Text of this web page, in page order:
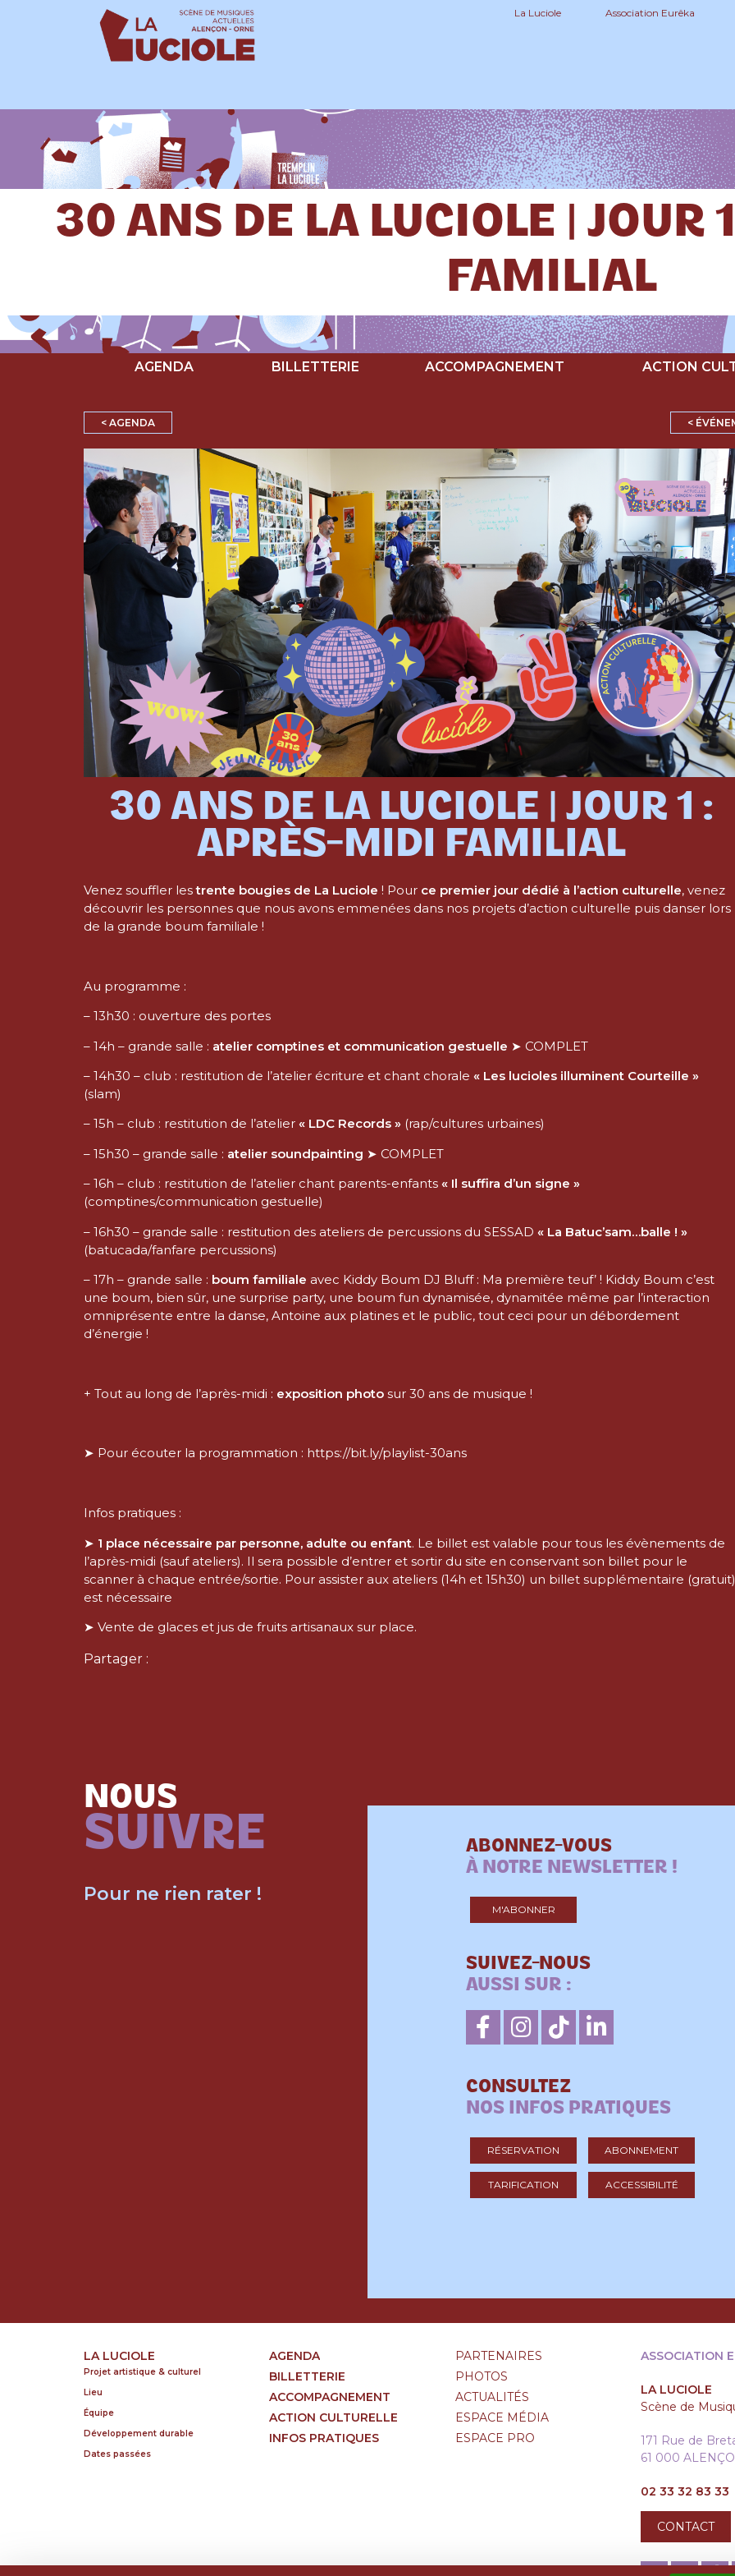
La Luciole Association Eurêka
30 ANS DE LA LUCIOLE | JOUR
FAMILIAL
AGENDA BILLETTERIE ACCOMPAGNEMENT ACTION
< AGENDA <
30 ANS DE LA LUCIOLE | JOUR 1 :
APRÈS-MIDI FAMILIAL
Venez souffler lestrente bougies de La Luciole ! Pour ce premier jour dédié à l’action culturelle, venez
découvrir les personnes que nous avons emmenées dans nos projets d’action culturelle puis danser lors
de la grande boum familiale !
Au programme :
– 13h30 : ouverture des portes
– 14h – grande salle : atelier comptines et communication gestuelle ➤ COMPLET
– 14h30 – club : restitution de l’atelier écriture et chant chorale « Les lucioles illuminent Courteille »
(slam)
– 15h – club : restitution de l’atelier « LDC Records » (rap/cultures urbaines)
– 15h30 – grande salle : atelier soundpainting ➤ COMPLET
– 16h – club : restitution de l’atelier chant parents-enfants « Il suffira d’un signe »
(comptines/communication gestuelle)
– 16h30 – grande salle : restitution des ateliers de percussions du SESSAD « La Batuc’sam…balle ! »
(batucada/fanfare percussions)
– 17h – grande salle : boum familiale avec Kiddy Boum DJ Bluff : Ma première teuf’ ! Kiddy Boum c’est
une boum, bien sûr, une surprise party, une boum fun dynamisée, dynamitée même par l’interaction
omniprésente entre la danse, Antoine aux platines et le public, tout ceci pour un débordement
d’énergie !
+ Tout au long de l’après-midi : exposition photo sur 30 ans de musique !
➤ Pour écouter la programmation : https://bit.ly/playlist-30ans
Infos pratiques :
➤ 1 place nécessaire par personne, adulte ou enfant. Le billet est valable pour tous les évènements de
l’après-midi (sauf ateliers). Il sera possible d’entrer et sortir du site en conservant son billet pour le
scanner à chaque entrée/sortie. Pour assister aux ateliers (14h et 15h30) un billet supplémentaire (gratuit)
est nécessaire
➤ Vente de glaces et jus de fruits artisanaux sur place.
Partager :
NOUS
SUIVRE
Pour ne rien rater !
ABONNEZ-VOUS
À NOTRE NEWSLETTER !
M'ABONNER
SUIVEZ-NOUS
AUSSI SUR :
CONSULTEZ
NOS INFOS PRATIQUES
RÉSERVATION ABONNEMENT
TARIFICATION ACCESSIBILITÉ
LA LUCIOLE
Projet artistique & culturel
Lieu
Équipe
Développement durable
Dates passées
AGENDA
BILLETTERIE
ACCOMPAGNEMENT
ACTION CULTURELLE
INFOS PRATIQUES
PARTENAIRES
PHOTOS
ACTUALITÉS
ESPACE MÉDIA
ESPACE PRO
ASSOCIATION
LA LUCIOLE
Scène de
171 Rue de
61 000
02 33 32 83 33
CONTACT
Panneau de gestion des cookies